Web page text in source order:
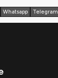
Whatsapp Telegram